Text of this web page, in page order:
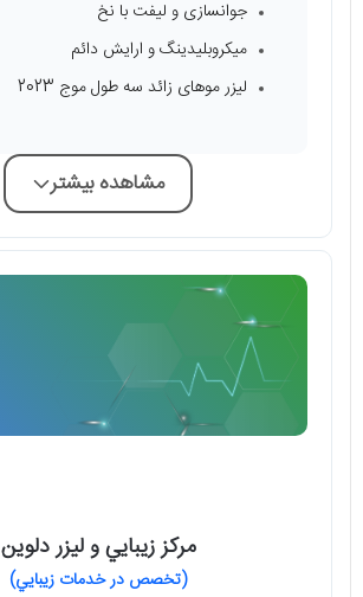
جوانسازی و لیفت با نخ
میکروبلیدینگ و ارایش دائم
لیزر موهای زائد سه طول موج 2023
مشاهده بیشتر
مركز زيبايي و ليزر دلوين
(تخصص در خدمات زيبايي)